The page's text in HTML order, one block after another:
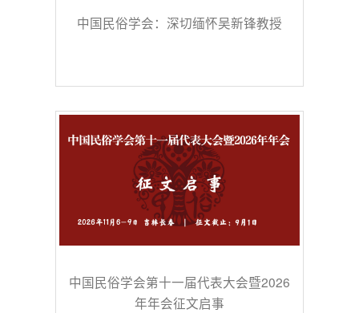
中国民俗学会：深切缅怀吴新锋教授
中国民俗学会第十一届代表大会暨2026
年年会征文启事